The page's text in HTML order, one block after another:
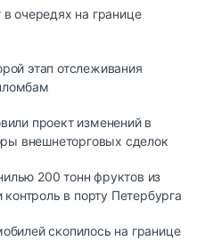
очередях на границе
этап отслеживания
проект изменений в
внешнеторговых сделок
200 тонн фруктов из
в порту Петербурга
скопилось на границе